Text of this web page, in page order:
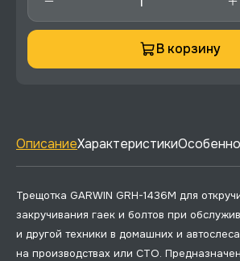
В корзину
ОписаниеХарактеристики
Трещотка GARWIN GRH-1436M для
закручивания гаек и болтов при
и другой техники в домашних и
на производствах или СТО.